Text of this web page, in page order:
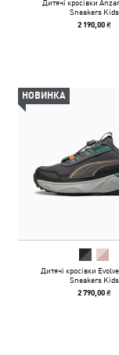
Дитячі кросівки
Sneakers Kids
2 190,00 ₴
НОВИНКА
Дитячі кросівки
Sneakers Kids
2 790,00 ₴